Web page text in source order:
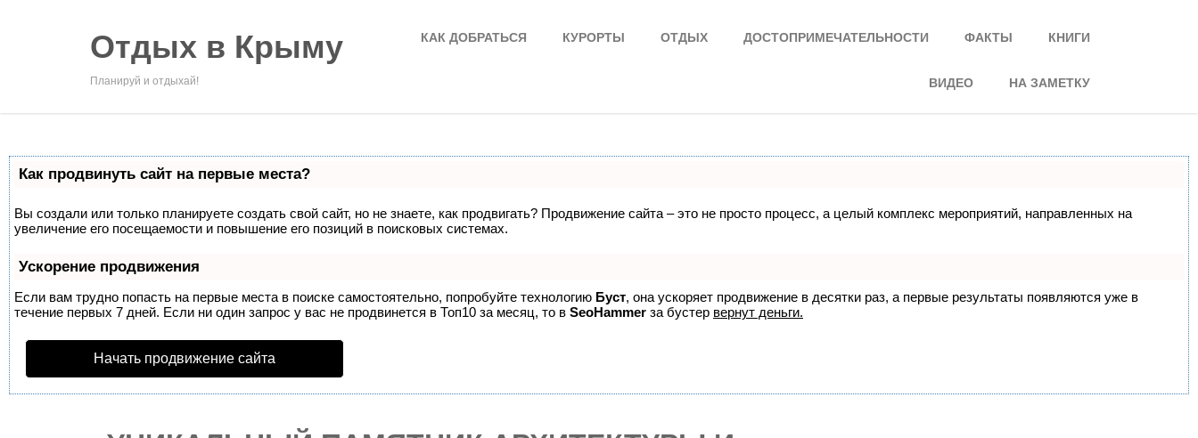
Отдых в Крыму
Планируй и отдыхай!
КАК ДОБРАТЬСЯ КУРОРТЫ ОТДЫХ ДОСТОПРИМЕЧАТЕЛЬНОСТИ ФАКТЫ КНИГИ
ВИДЕО НА ЗАМЕТКУ
Как продвинуть сайт на первые места?
Вы создали или только планируете создать свой сайт, но не знаете, как продвигать? Продвижение сайта – это не просто процесс, а целый комплекс мероприятий, направленных на
увеличение его посещаемости и повышение его позиций в поисковых системах.
Ускорение продвижения
Если вам трудно попасть на первые места в поиске самостоятельно, попробуйте технологию Буст, она ускоряет продвижение в десятки раз, а первые результаты появляются уже в
течение первых 7 дней. Если ни один запрос у вас не продвинется в Топ10 за месяц, то в SeoHammer за бустер вернут деньги.
Начать продвижение сайта